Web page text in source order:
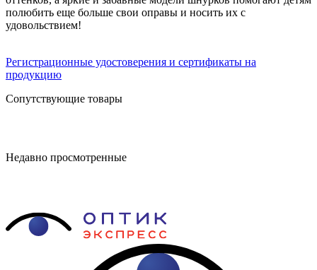
полюбить еще больше свои оправы и носить их с
удовольствием!
Регистрационные удостоверения и сертификаты на
продукцию
Сопутствующие товары
Недавно просмотренные